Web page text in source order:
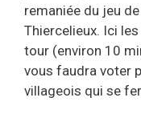
remaniée du jeu
Thiercelieux. Ici
tour (environ 10
vous faudra voter
villageois qui se